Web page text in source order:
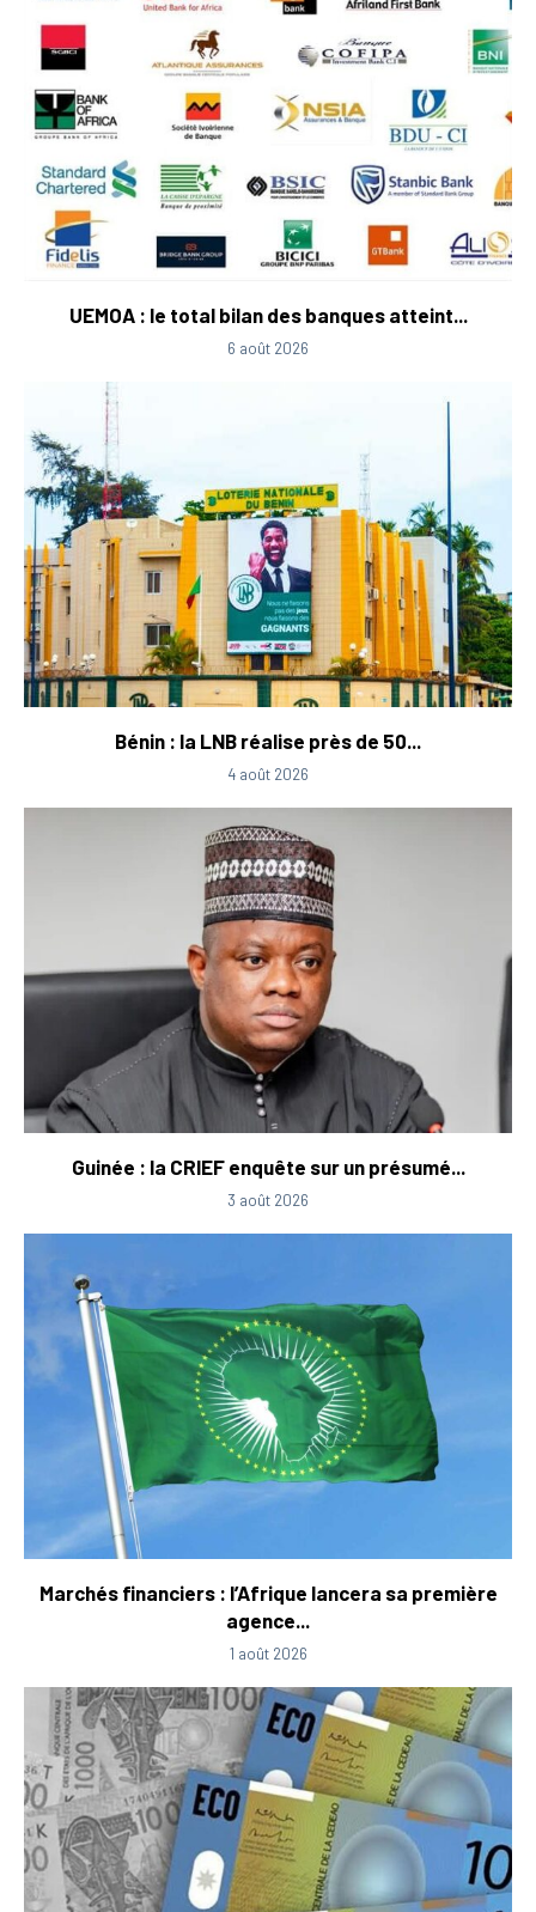
UEMOA : le total bilan des banques atteint...
6 août 2026
Bénin : la LNB réalise près de 50...
4 août 2026
Guinée : la CRIEF enquête sur un présumé...
3 août 2026
Marchés financiers : l’Afrique lancera sa première
agence...
1 août 2026